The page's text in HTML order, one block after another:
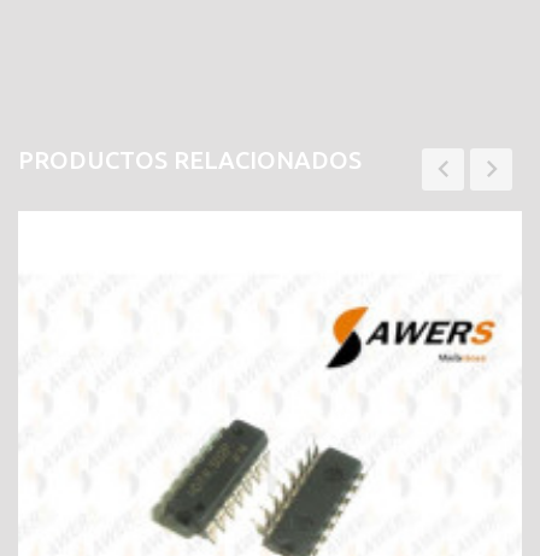
PRODUCTOS RELACIONADOS